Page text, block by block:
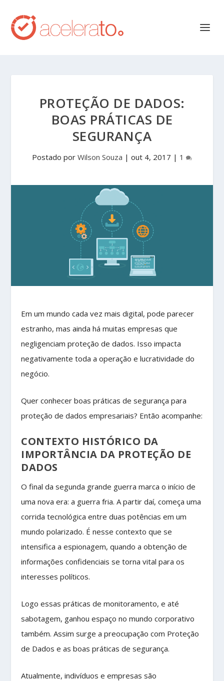
PROTEÇÃO DE DADOS:
BOAS PRÁTICAS DE
SEGURANÇA
Postado por Wilson Souza | out 4, 2017 | 1
Em um mundo cada vez mais digital, pode parecer
estranho, mas ainda há muitas empresas que
negligenciam proteção de dados. Isso impacta
negativamente toda a operação e lucratividade do
negócio.
Quer conhecer boas práticas de segurança para
proteção de dados empresariais? Então acompanhe:
CONTEXTO HISTÓRICO DA
IMPORTÂNCIA DA PROTEÇÃO DE
DADOS
O final da segunda grande guerra marca o início de
uma nova era: a guerra fria. A partir daí, começa uma
corrida tecnológica entre duas potências em um
mundo polarizado. É nesse contexto que se
intensifica a espionagem, quando a obtenção de
informações confidenciais se torna vital para os
interesses políticos.
Logo essas práticas de monitoramento, e até
sabotagem, ganhou espaço no mundo corporativo
também. Assim surge a preocupação com Proteção
de Dados e as boas práticas de segurança.
Atualmente, indivíduos e empresas são